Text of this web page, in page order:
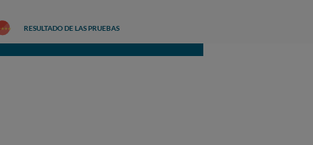
RESULTADO DE LAS PRUEBAS